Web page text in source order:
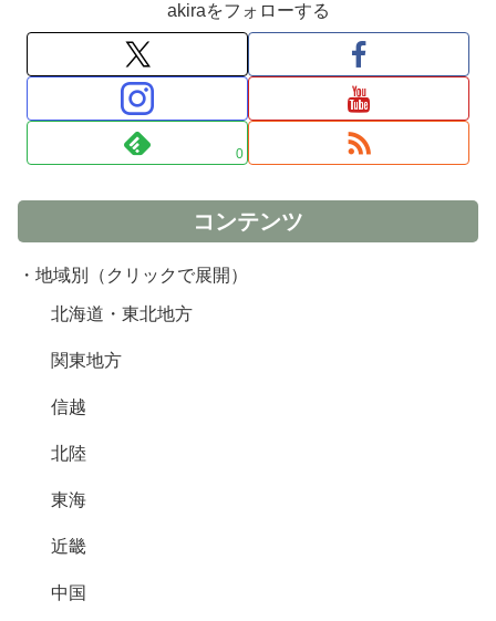
akiraをフォローする
0
コンテンツ
・地域別（クリックで展開）
北海道・東北地方
関東地方
信越
北陸
東海
近畿
中国